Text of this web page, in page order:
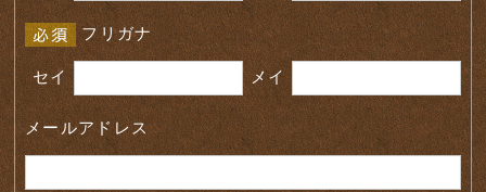
フリガナ
セイ メイ
メールアドレス